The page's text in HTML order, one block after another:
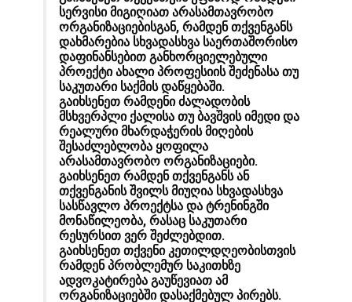
სერვისი მიგიღიათ არასამთავრობო
ორგანიზაციებისგან, რამდენ თქვენგანს
დახმარებია სხვადასხვა საერთაშორისო
დაფინანსებით განხორციელებული
პროექტი ახალი პროფესიის შეძენასა თუ
საკუთარი საქმის დაწყებაში.
გაიხსენეთ რამდენი ძალადობის
მსხვერპლი ქალისა თუ ბავშვის იმედი და
რეალური მხარდაჭერის მიღების
შესაძლებლობა ყოფილა
არასამთავრობო ორგანიზაციები.
გაიხსენეთ რამდენ თქვენგანს ან
თქვენგანის შვილს მიუღია სხვადასხვა
სასწავლო პროექტსა და ტრენინგში
მონაწილეობა, რასაც საკუთარი
რესურსით ვერ შეძლებდით.
გაიხსენეთ თქვენი კეთილდღეობისთვის
რამდენ პრობლემურ საკითხზე
ადვოკატირება გაუწევიათ ამ
ორგანიზაციებში დასაქმებულ პირებს.